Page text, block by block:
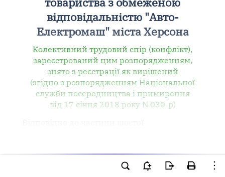
відповідальністю "Авто-
Електромаш" міста Херсона
Колективний трудовий спір (конфлікт),
зареєстрований цим розпорядженням,
знято з реєстрації як вирішений
(згідно з розпорядженням Національної
служби посередництва і примирення
від 17 січня 2018 року N 030-р)